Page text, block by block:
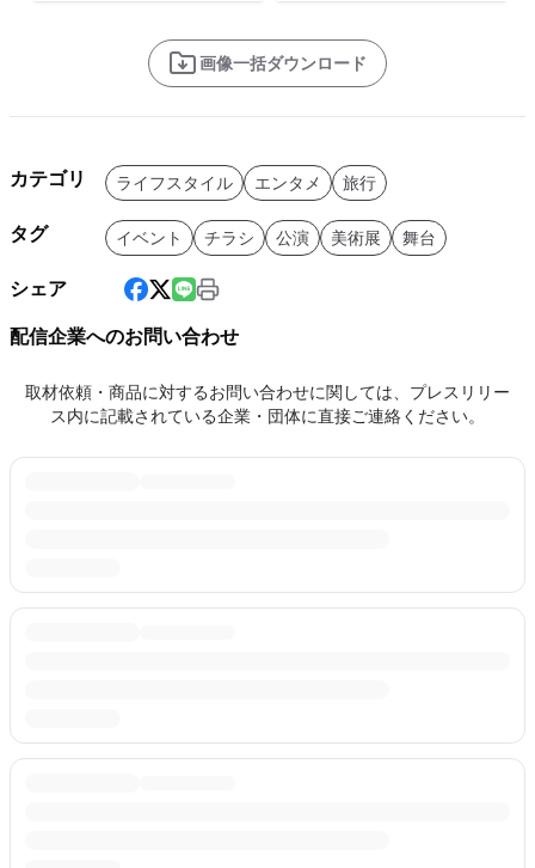
画像一括ダウンロード
カテゴリ ライフスタイル エンタメ 旅行
タグ イベント チラシ 公演 美術展 舞台
シェア
配信企業へのお問い合わせ
取材依頼・商品に対するお問い合わせに関しては、プレスリリー
ス内に記載されている企業・団体に直接ご連絡ください。